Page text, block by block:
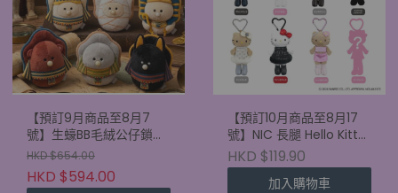
【預訂9月商品至8月7
號】生蠔BB毛絨公仔鎖匙
扣 古埃及盲盒 (原盒6款)
HKD $654.00
HKD $594.00
【預訂10月商品至8月17
號】NIC 長腿 Hello Kitty
盲盒 mini 版 (單盒)
HKD $119.90
加入購物車